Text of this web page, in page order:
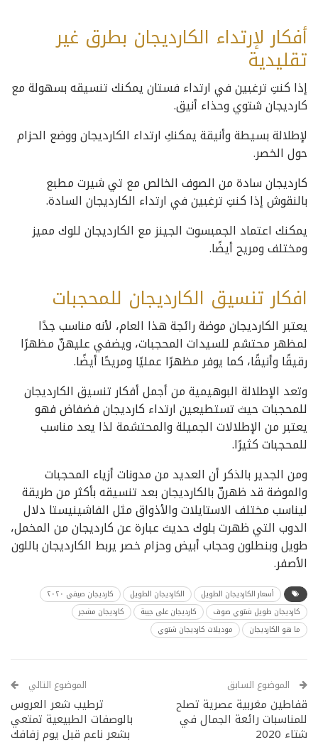
أفكار لإرتداء الكارديجان بطرق غير
تقليدية
إذا كنتِ ترغبين في ارتداء فستان يمكنك تنسيقه بسهولة مع
كارديجان شتوي وحذاء أنيق.
لإطلالة بسيطة وأنيقة يمكنكِ ارتداء الكارديجان ووضع الحزام
حول الخصر.
كارديجان سادة من الصوف الخالص مع تي شيرت مطبع
بالنقوش إذا كنتِ ترغبين في ارتداء الكارديجان السادة.
يمكنك اعتماد الجمبسوت الجينز مع الكارديجان للوك مميز
ومختلف ومريح أيضًا.
افكار تنسيق الكارديجان للمحجبات
يعتبر الكارديجان موضة رائجة هذا العام، لأنه مناسب جدًا
لمظهر محتشم للسيدات المحجبات، ويضفي عليهنّ مظهرًا
رقيقًا وأنيقًا، كما يوفر مظهرًا عمليًا ومريحًا أيضًا.
وتعد الإطلالة البوهيمية من أجمل أفكار تنسيق الكارديجان
للمحجبات حيث تستطيعين ارتداء كارديجان فضفاض فهو
يعتبر من الإطلالات الجميلة والمحتشمة لذا يعد مناسب
للمحجبات كثيرًا.
ومن الجدير بالذكر أن العديد من مدونات أزياء المحجبات
والموضة قد ظهرنّ بالكارديجان بعد تنسيقه بأكثر من طريقة
ليناسب مختلف الاستايلات والأذواق مثل الفاشينيستا دلال
الدوب التي ظهرت بلوك حديث عبارة عن كارديجان من المخمل،
طويل وبنطلون وحجاب أبيض وحزام خصر يربط الكارديجان باللون
الأصفر.
أسعار الكارديجان الطويل الكارديجان الطويل
كارديجان صيفي ٢٠٢٠
كارديجان طويل شتوي صوف
كارديجان على جيبة
كارديجان مشجر
ما هو الكارديجان
موديلات كارديجان شتوي
الموضوع السابق
قفاطين مغربية عصرية تصلح
للمناسبات رائعة الجمال في
شتاء 2020
الموضوع التالي
ترطيب شعر العروس
بالوصفات الطبيعية تمتعي
بشعر ناعم قبل يوم زفافك